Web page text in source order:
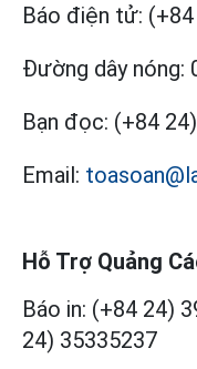
Báo điện tử:
Đường dây nóng:
Bạn đọc: (+84
Email:
Hỗ Trợ Quảng
Báo in: (+84 24)
24) 35335237